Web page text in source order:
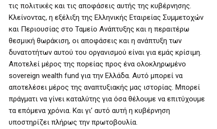
τις πολιτικές και τις αποφάσεις αυτής της κυβέρνησης.
Κλείνοντας, η εξέλιξη της Ελληνικής Εταιρείας Συμμετοχών
και Περιουσίας στο Ταμείο Ανάπτυξης και η περαιτέρω
θεσμική θωράκιση, οι αποφάσεις και η ανάπτυξη των
δυνατοτήτων αυτού του οργανισμού είναι για εμάς κρίσιμη.
Αποτελεί μέρος της πορείας προς ένα ολοκληρωμένο
sovereign wealth fund για την Ελλάδα. Αυτό μπορεί να
αποτελέσει μέρος της αναπτυξιακής μας ιστορίας. Μπορεί
πράγματι να γίνει καταλύτης για όσα θέλουμε να επιτύχουμε
τα επόμενα χρόνια. Και γι’ αυτό αυτή η κυβέρνηση
υποστηρίζει πλήρως την πρωτοβουλία.